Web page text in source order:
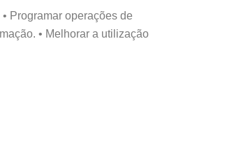
Programar operações de
• Melhorar a utilização